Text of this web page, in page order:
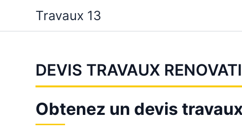
contenu
Travaux 13
DEVIS TRAVAUX
Obtenez un devis